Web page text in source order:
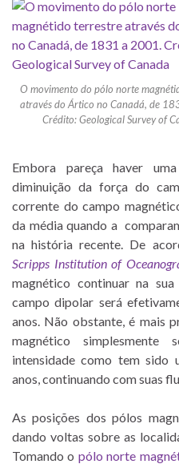
O movimento do pólo norte
através do Ártico no Canadá, de
Crédito: Geological Survey of
Embora pareça haver
diminuição da força do
corrente do campo
da média quando a
na história recente. De
Scripps Institution of
magnético continuar na
campo dipolar será
anos. Não obstante, é mais
magnético
intensidade como tem sido
anos, continuando com suas
As posições dos pólos
dando voltas sobre as
Tomando o pólo norte